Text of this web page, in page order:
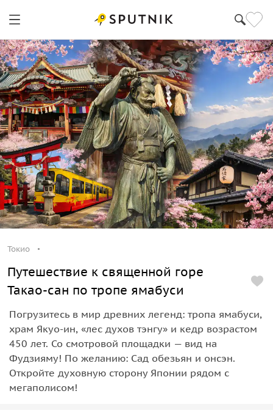
Токио
Путешествие к священной горе
Такао-сан по тропе ямабуси
Погрузитесь в мир древних легенд: тропа ямабуси,
храм Якуо‑ин, «лес духов тэнгу» и кедр возрастом
450 лет. Со смотровой площадки — вид на
Фудзияму! По желанию: Сад обезьян и онсэн.
Откройте духовную сторону Японии рядом с
мегаполисом!